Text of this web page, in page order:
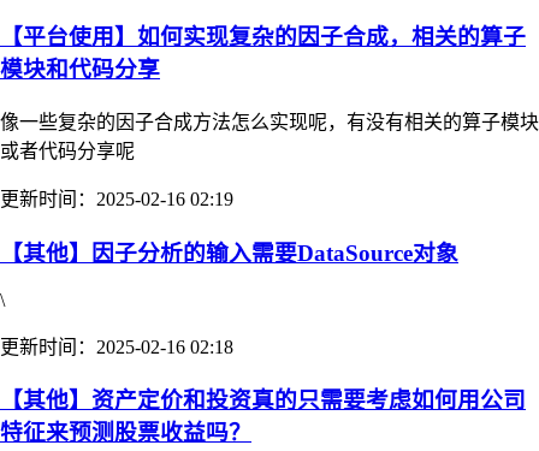
【平台使用】如何实现复杂的因子合成，相关的算子
模块和代码分享
像一些复杂的因子合成方法怎么实现呢，有没有相关的算子模块
或者代码分享呢
更新时间：2025-02-16 02:19
【其他】因子分析的输入需要DataSource对象
\
更新时间：2025-02-16 02:18
【其他】资产定价和投资真的只需要考虑如何用公司
特征来预测股票收益吗？